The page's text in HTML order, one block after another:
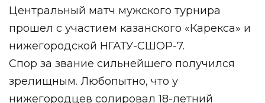
Центральный матч мужского турнира
прошел с участием казанского «Карекса» и
нижегородской НГАТУ-СШОР-7.
Спор за звание сильнейшего получился
зрелищным. Любопытно, что у
нижегородцев солировал 18-летний